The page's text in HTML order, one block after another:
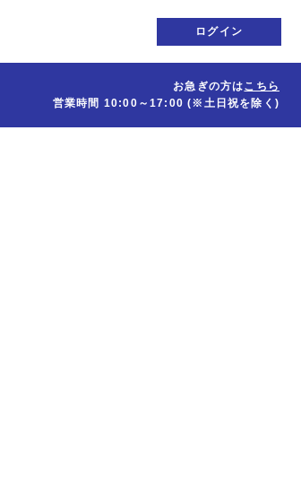
ログイン
お急ぎの方はこちら
営業時間 10:00～17:00(※土日祝を除く)